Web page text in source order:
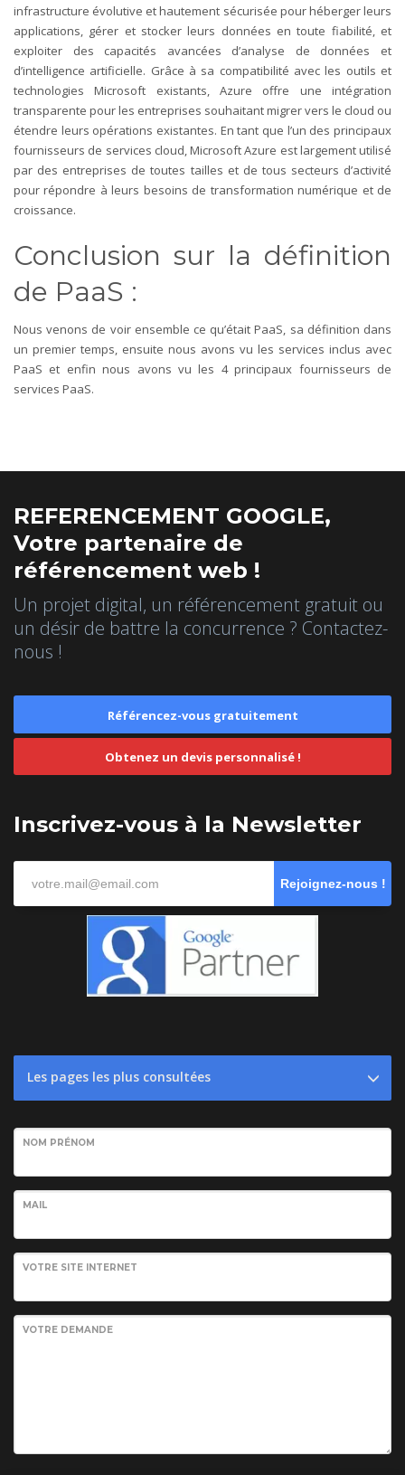
infrastructure évolutive et hautement sécurisée pour héberger leurs
applications, gérer et stocker leurs données en toute fiabilité, et
exploiter des capacités avancées d’analyse de données et
d’intelligence artificielle. Grâce à sa compatibilité avec les outils et
technologies Microsoft existants, Azure offre une intégration
transparente pour les entreprises souhaitant migrer vers le cloud ou
étendre leurs opérations existantes. En tant que l’un des principaux
fournisseurs de services cloud, Microsoft Azure est largement utilisé
par des entreprises de toutes tailles et de tous secteurs d’activité
pour répondre à leurs besoins de transformation numérique et de
croissance.
Conclusion sur la définition
de PaaS :
Nous venons de voir ensemble ce qu’était PaaS, sa définition dans
un premier temps, ensuite nous avons vu les services inclus avec
PaaS et enfin nous avons vu les 4 principaux fournisseurs de
services PaaS.
REFERENCEMENT GOOGLE,
Votre partenaire de
référencement web !
Un projet digital, un référencement gratuit ou
un désir de battre la concurrence ? Contactez-
nous !
Référencez-vous gratuitement
Obtenez un devis personnalisé !
Inscrivez-vous à la Newsletter
Rejoignez-nous !
Les pages les plus consultées
NOM PRÉNOM
MAIL
VOTRE SITE INTERNET
VOTRE DEMANDE